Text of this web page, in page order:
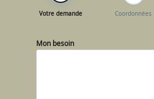
Votre demande Coordonnées
Mon besoin